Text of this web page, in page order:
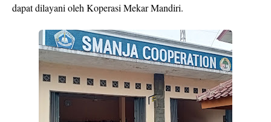
dapat dilayani oleh Koperasi Mekar Mandiri.